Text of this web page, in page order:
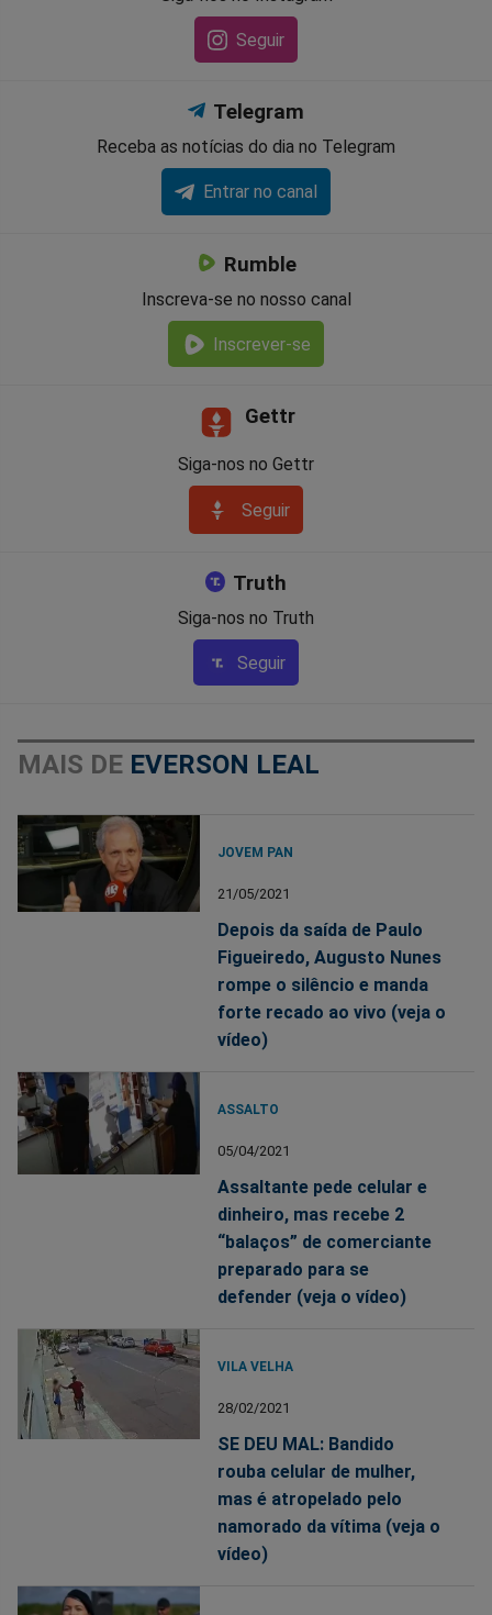
Seguir
Telegram
Receba as notícias do dia no Telegram
Entrar no canal
Rumble
Inscreva-se no nosso canal
Inscrever-se
Gettr
Siga-nos no Gettr
Seguir
Truth
Siga-nos no Truth
Seguir
MAIS DE EVERSON LEAL
JOVEM PAN
21/05/2021
Depois da saída de Paulo
Figueiredo, Augusto Nunes
rompe o silêncio e manda
forte recado ao vivo (veja o
vídeo)
ASSALTO
05/04/2021
Assaltante pede celular e
dinheiro, mas recebe 2
“balaços” de comerciante
preparado para se
defender (veja o vídeo)
VILA VELHA
28/02/2021
SE DEU MAL: Bandido
rouba celular de mulher,
mas é atropelado pelo
namorado da vítima (veja o
vídeo)